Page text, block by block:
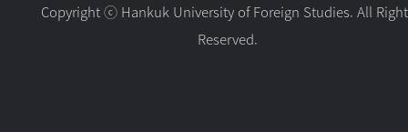
Copyright ⓒ Hankuk University of Foreign Studies. All
Reserved.